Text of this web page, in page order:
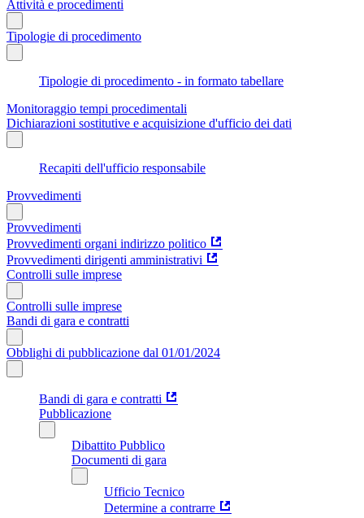
Attività e procedimenti
Tipologie di procedimento
Tipologie di procedimento - in formato tabellare
Monitoraggio tempi procedimentali
Dichiarazioni sostitutive e acquisizione d'ufficio dei dati
Recapiti dell'ufficio responsabile
Provvedimenti
Provvedimenti
Provvedimenti organi indirizzo politico
Provvedimenti dirigenti amministrativi
Controlli sulle imprese
Controlli sulle imprese
Bandi di gara e contratti
Obblighi di pubblicazione dal 01/01/2024
Bandi di gara e contratti
Pubblicazione
Dibattito Pubblico
Documenti di gara
Ufficio Tecnico
Determine a contrarre